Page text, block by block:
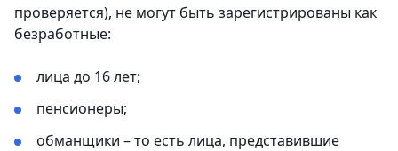
проверяется), не могут быть зарегистрированы как
безработные:
лица до 16 лет;
пенсионеры;
обманщики – то есть лица, представившие